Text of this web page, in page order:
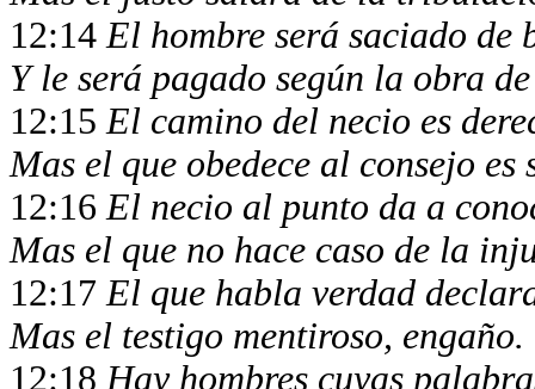
12:14El hombre será saciado
Y le será pagado según la obra
12:15El camino del necio es
Mas el que obedece al consejo
12:16El necio al punto da a
Mas el que no hace caso de la
12:17El que habla verdad
Mas el testigo mentiroso, engaño.
12:18Hay hombres cuyas